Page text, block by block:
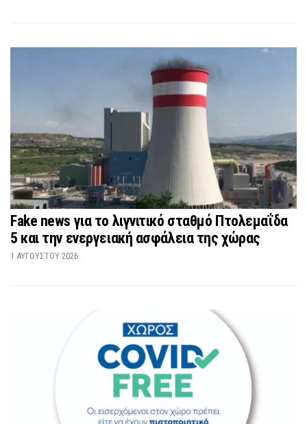
Fake news για το λιγνιτικό σταθμό Πτολεμαΐδα
5 και την ενεργειακή ασφάλεια της χώρας
1 ΑΥΓΟΎΣΤΟΥ 2026